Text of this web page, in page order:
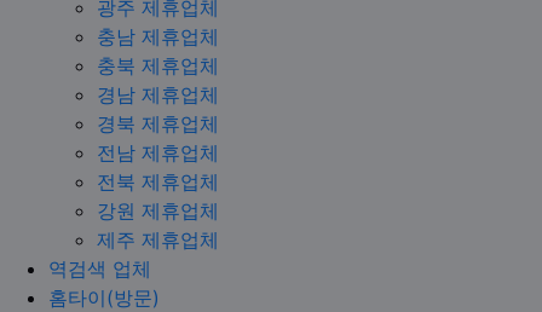
광주 제휴업체
충남 제휴업체
충북 제휴업체
경남 제휴업체
경북 제휴업체
전남 제휴업체
전북 제휴업체
강원 제휴업체
제주 제휴업체
역검색 업체
홈타이(방문)